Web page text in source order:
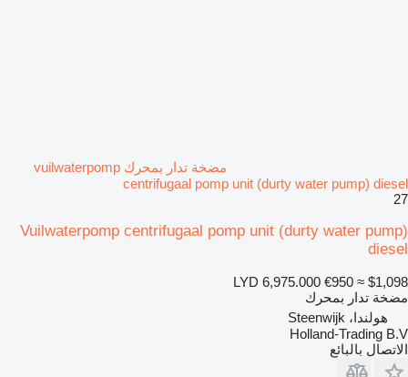
مضخة تدار بمحرك vuilwaterpomp
centrifugaal pomp unit (durty water pump) diesel
27
Vuilwaterpomp centrifugaal pomp unit (durty water pump)
diesel
LYD 6,975.000 €950 ≈ $1,098
مضخة تدار بمحرك
هولندا، Steenwijk
Holland-Trading B.V
الاتصال بالبائع